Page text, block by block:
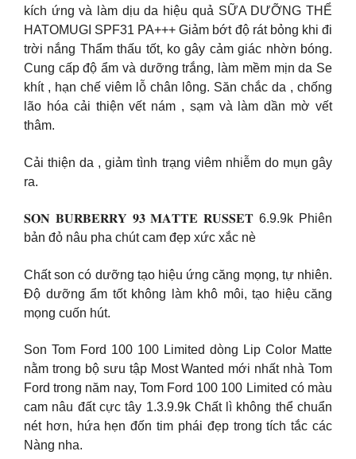
kích ứng và làm dịu da hiệu quả SỮA DƯỠNG THỂ
HATOMUGI SPF31 PA+++ Giảm bớt độ rát bỏng khi đi
trời nắng Thẩm thấu tốt, ko gây cảm giác nhờn bóng.
Cung cấp độ ẩm và dưỡng trắng, làm mềm mịn da Se
khít , hạn chế viêm lỗ chân lông. Săn chắc da , chống
lão hóa cải thiện vết nám , sạm và làm dần mờ vết
thâm.
Cải thiện da , giảm tình trạng viêm nhiễm do mụn gây
ra.
𝐒𝐎𝐍 𝐁𝐔𝐑𝐁𝐄𝐑𝐑𝐘 𝟗𝟑 𝐌𝐀𝐓𝐓𝐄 𝐑𝐔𝐒𝐒𝐄𝐓 6.9.9k Phiên
bản đỏ nâu pha chút cam đẹp xức xắc nè
Chất son có dưỡng tạo hiệu ứng căng mọng, tự nhiên.
Độ dưỡng ẩm tốt không làm khô môi, tạo hiệu căng
mọng cuốn hút.
Son Tom Ford 100 100 Limited dòng Lip Color Matte
nằm trong bộ sưu tập Most Wanted mới nhất nhà Tom
Ford trong năm nay, Tom Ford 100 100 Limited có màu
cam nâu đất cực tây 1.3.9.9k Chất lì không thể chuẩn
nét hơn, hứa hẹn đốn tim phái đẹp trong tích tắc các
Nàng nha.